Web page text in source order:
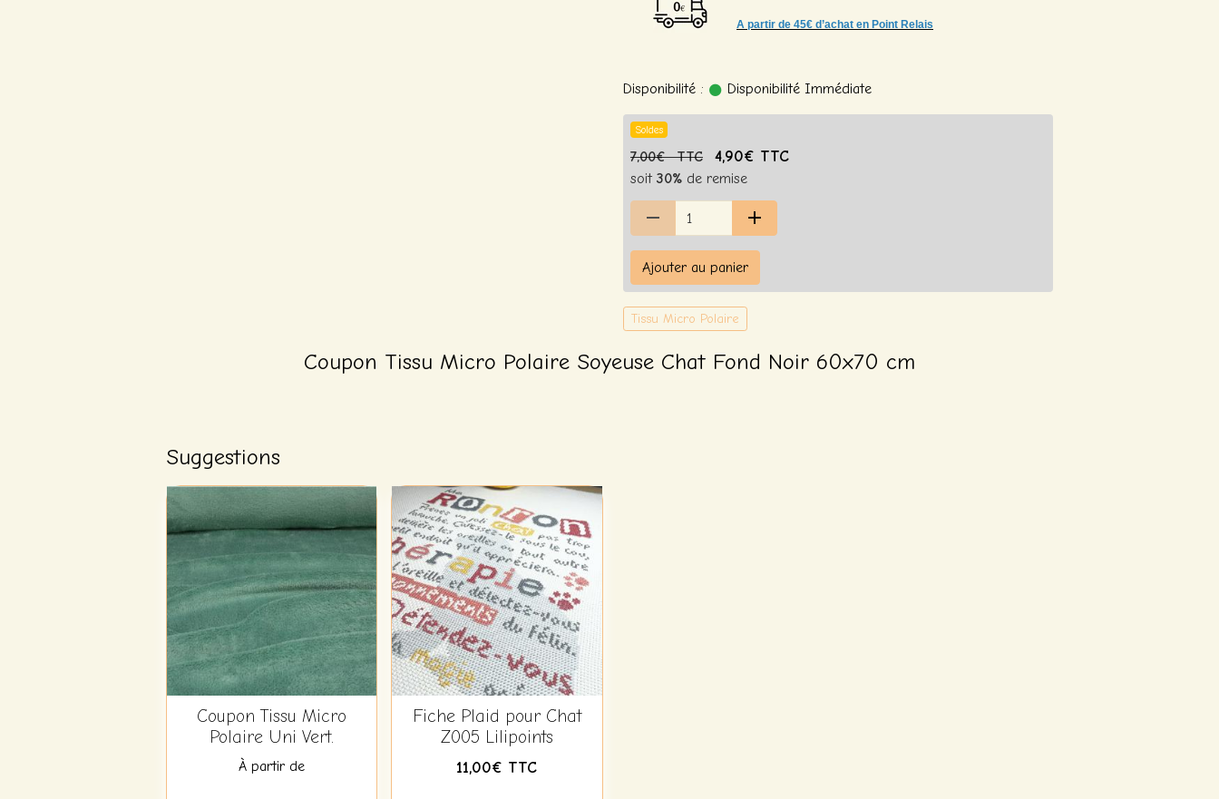
A partir de 45€ d’achat en Point Relais
Disponibilité : Disponibilité Immédiate
Soldes
7,00€ TTC 4,90€ TTC
soit 30% de remise
Ajouter au panier
Tissu Micro Polaire
Coupon Tissu Micro Polaire Soyeuse Chat Fond Noir 60x70 cm
Suggestions
Coupon Tissu Micro
Polaire Uni Vert.
À partir de
Fiche Plaid pour Chat
Z005 Lilipoints
11,00€ TTC